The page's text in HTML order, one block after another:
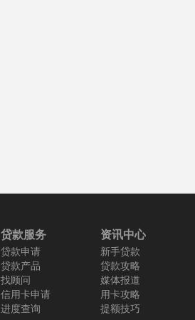
贷款服务
贷款申请
贷款产品
找顾问
信用卡申请
进度查询
资讯中心
新手贷款
贷款攻略
媒体报道
用卡攻略
提额技巧